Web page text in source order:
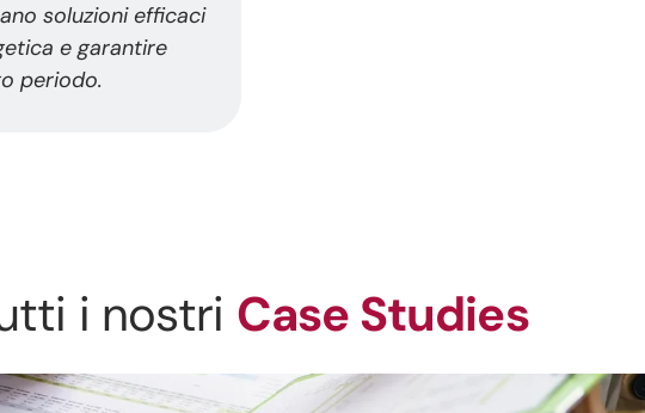
soluzioni efficaci
e garantire
periodo.
i nostri Case Studies